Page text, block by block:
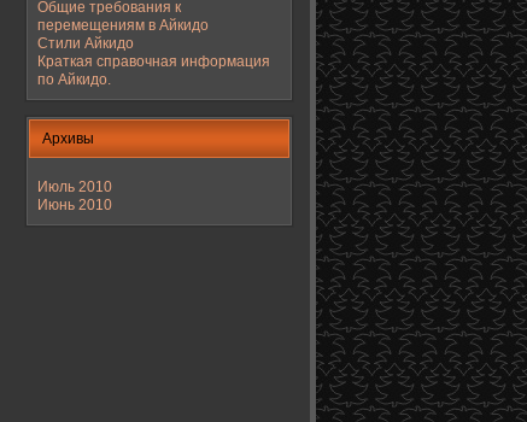
Общие требования к
перемещениям в Айкидо
Стили Айкидо
Краткая справочная информация
по Айкидо.
Архивы
Июль 2010
Июнь 2010